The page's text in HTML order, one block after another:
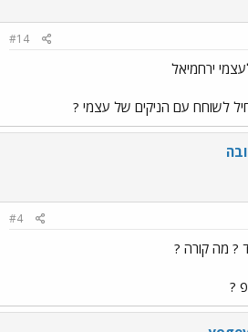
#14
ירחמיאל
לשוחח עם הניקים של עצמי ?
#4
?